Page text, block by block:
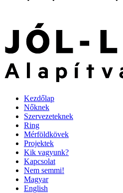
Kezdőlap
Nőknek
Szervezeteknek
Ring
Mérföldkövek
Projektek
Kik vagyunk?
Kapcsolat
Nem semmi!
Magyar
English